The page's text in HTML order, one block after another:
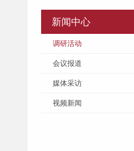
新闻中心
调研活动
会议报道
媒体采访
视频新闻